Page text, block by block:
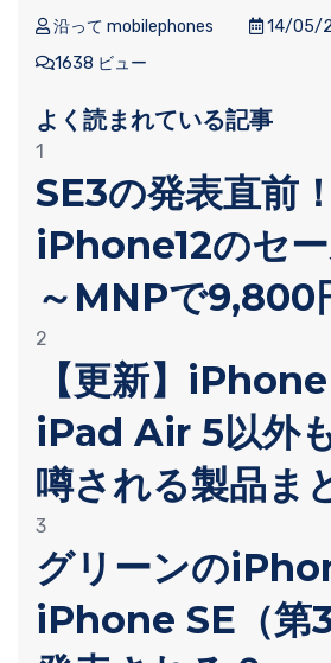
沿って mobilephones
14/05/
1638 ビュー
よく読まれている記事
1
SE3の発表直前！
iPhone12のセ
～MNPで9,800
2
【更新】
iPad Air 5以外
噂される製品ま
3
グリーンの
iPhone SE（第